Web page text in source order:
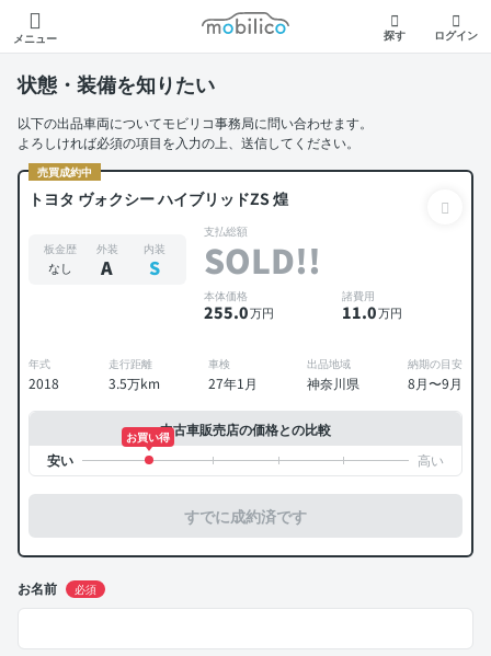
メニュー
モビリコ
探す ログイン
状態・装備を知りたい
以下の出品車両についてモビリコ事務局に問い合わせます。
よろしければ必須の項目を入力の上、送信してください。
売買成約中
トヨタ ヴォクシー ハイブリッドZS 煌
板金歴
なし
外装
A
内装
S
支払総額
SOLD!!
本体価格
255.0万円
諸費用
11.0万円
年式
2018
走行距離
3.5万km
車検
27年1月
出品地域
神奈川県
納期の目安
8月〜9月
中古車販売店の価格との比較
お買い得
すでに成約済です
お名前 必須